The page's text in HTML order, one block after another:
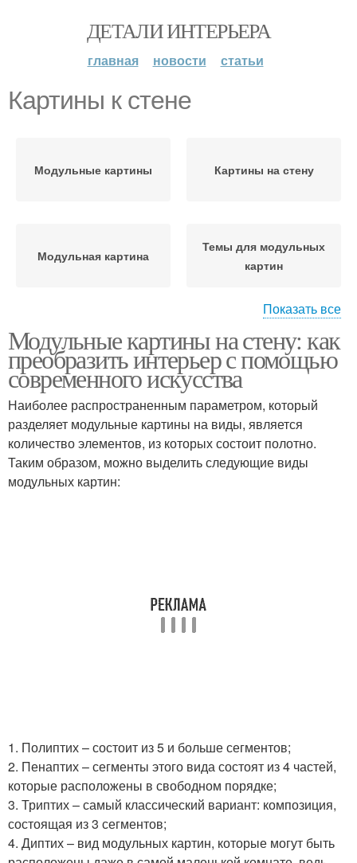
ДЕТАЛИ ИНТЕРЬЕРА
главная новости статьи
Картины к стене
Модульные картины Картины на стену
Модульная картина
Темы для модульных
картин
Картины в маленьких Картины в интерьер
Картины на стене Картины в комнатах
Показать все
Модульные картины на стену: как
преобразить интерьер с помощью
современного искусства
Наиболее распространенным параметром, который
разделяет модульные картины на виды, является
количество элементов, из которых состоит полотно.
Таким образом, можно выделить следующие виды
модульных картин:
1. Полиптих – состоит из 5 и больше сегментов;
2. Пенаптих – сегменты этого вида состоят из 4 частей,
которые расположены в свободном порядке;
3. Триптих – самый классический вариант: композиция,
состоящая из 3 сегментов;
4. Диптих – вид модульных картин, которые могут быть